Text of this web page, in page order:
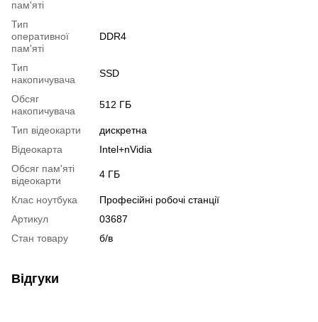
пам'яті
Тип
оперативної
пам'яті
DDR4
Тип
накопичувача
SSD
Обсяг
накопичувача
512 ГБ
Тип відеокарти
дискретна
Відеокарта
Intel+nVidia
Обсяг пам'яті
відеокарти
4 ГБ
Клас ноутбука
Професійні робочі станції
Артикул
03687
Стан товару
б/в
Відгуки